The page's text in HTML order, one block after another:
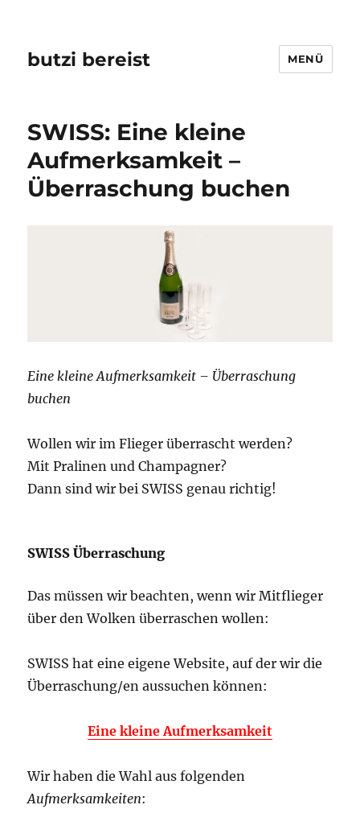
butzi bereist MENÜ
SWISS: Eine kleine
Aufmerksamkeit –
Überraschung buchen
Eine kleine Aufmerksamkeit – Überraschung
buchen
Wollen wir im Flieger überrascht werden?
Mit Pralinen und Champagner?
Dann sind wir bei SWISS genau richtig!
SWISS Überraschung
Das müssen wir beachten, wenn wir Mitflieger
über den Wolken überraschen wollen:
SWISS hat eine eigene Website, auf der wir die
Überraschung/en aussuchen können:
Eine kleine Aufmerksamkeit
Wir haben die Wahl aus folgenden
Aufmerksamkeiten: